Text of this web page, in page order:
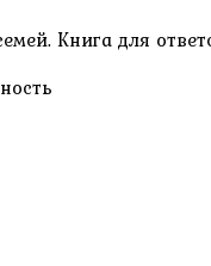
Книга для